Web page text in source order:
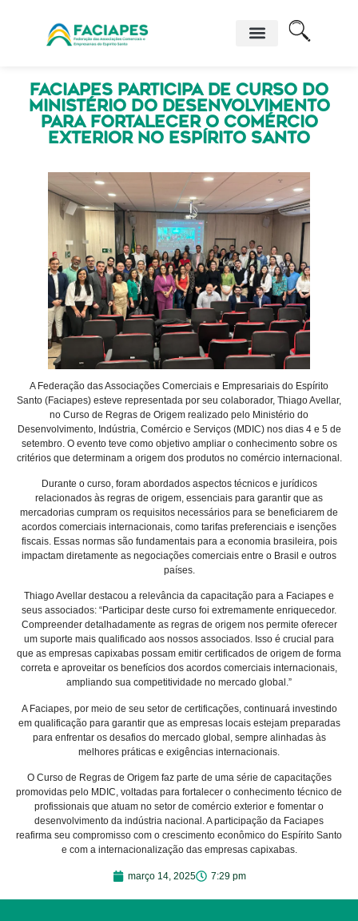
Faciapes participa de curso do
Ministério do Desenvolvimento
para fortalecer o comércio
exterior no Espírito Santo
A Federação das Associações Comerciais e Empresariais do Espírito
Santo (Faciapes) esteve representada por seu colaborador, Thiago Avellar,
no Curso de Regras de Origem realizado pelo Ministério do
Desenvolvimento, Indústria, Comércio e Serviços (MDIC) nos dias 4 e 5 de
setembro. O evento teve como objetivo ampliar o conhecimento sobre os
critérios que determinam a origem dos produtos no comércio internacional.
Durante o curso, foram abordados aspectos técnicos e jurídicos
relacionados às regras de origem, essenciais para garantir que as
mercadorias cumpram os requisitos necessários para se beneficiarem de
acordos comerciais internacionais, como tarifas preferenciais e isenções
fiscais. Essas normas são fundamentais para a economia brasileira, pois
impactam diretamente as negociações comerciais entre o Brasil e outros
países.
Thiago Avellar destacou a relevância da capacitação para a Faciapes e
seus associados: “Participar deste curso foi extremamente enriquecedor.
Compreender detalhadamente as regras de origem nos permite oferecer
um suporte mais qualificado aos nossos associados. Isso é crucial para
que as empresas capixabas possam emitir certificados de origem de forma
correta e aproveitar os benefícios dos acordos comerciais internacionais,
ampliando sua competitividade no mercado global.”
A Faciapes, por meio de seu setor de certificações, continuará investindo
em qualificação para garantir que as empresas locais estejam preparadas
para enfrentar os desafios do mercado global, sempre alinhadas às
melhores práticas e exigências internacionais.
O Curso de Regras de Origem faz parte de uma série de capacitações
promovidas pelo MDIC, voltadas para fortalecer o conhecimento técnico de
profissionais que atuam no setor de comércio exterior e fomentar o
desenvolvimento da indústria nacional. A participação da Faciapes
reafirma seu compromisso com o crescimento econômico do Espírito Santo
e com a internacionalização das empresas capixabas.
março 14, 2025 7:29 pm